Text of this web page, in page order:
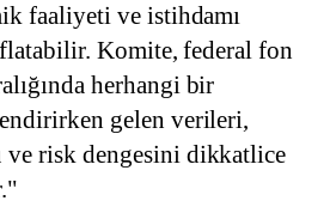
faaliyeti ve istihdamı
Komite, federal fon
herhangi bir
gelen verileri,
ve risk dengesini dikkatlice